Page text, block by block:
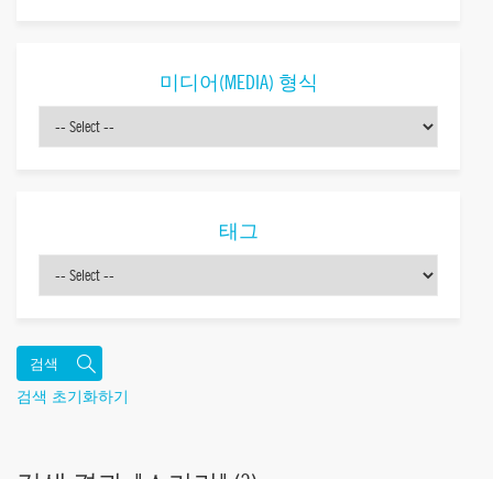
미디어(MEDIA) 형식
태그
검색 초기화하기